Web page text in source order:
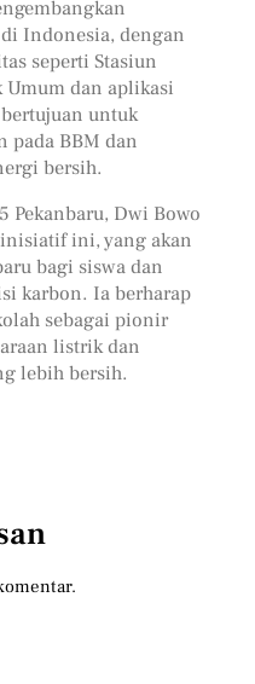
Indonesia, dengan
seperti Stasiun
Umum dan aplikasi
untuk
pada BBM dan
bersih.
Pekanbaru, Dwi Bowo
ini, yang akan
bagi siswa dan
karbon. Ia berharap
sebagai pionir
listrik dan
lebih bersih.